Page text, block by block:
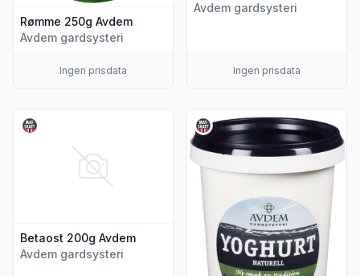
Rømme 250g Avdem
Avdem gardsysteri
Ingen prisdata
Avdem gardsysteri
Ingen prisdata
Betaost 200g Avdem
Avdem gardsysteri
Vis flere detaljer for produktet "Betaost 200g Avdem"
Vis flere detaljer for